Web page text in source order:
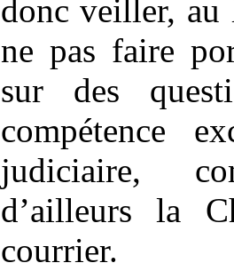
donc veiller, au
ne pas faire
sur des
compétence
judiciaire,
d’ailleurs la
courrier.